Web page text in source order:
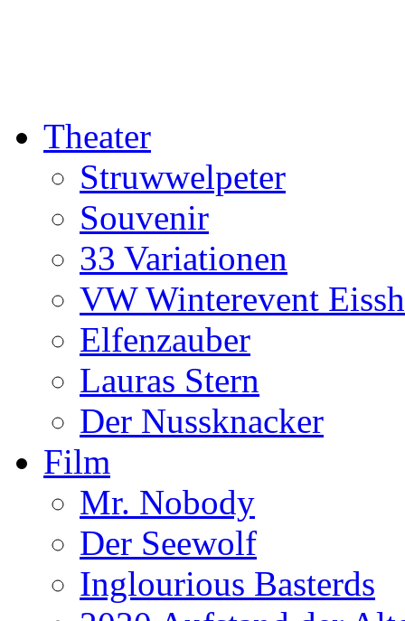
Theater
Struwwelpeter
Souvenir
33 Variationen
VW Winterevent
Elfenzauber
Lauras Stern
Der Nussknacker
Film
Mr. Nobody
Der Seewolf
Inglourious Basterds